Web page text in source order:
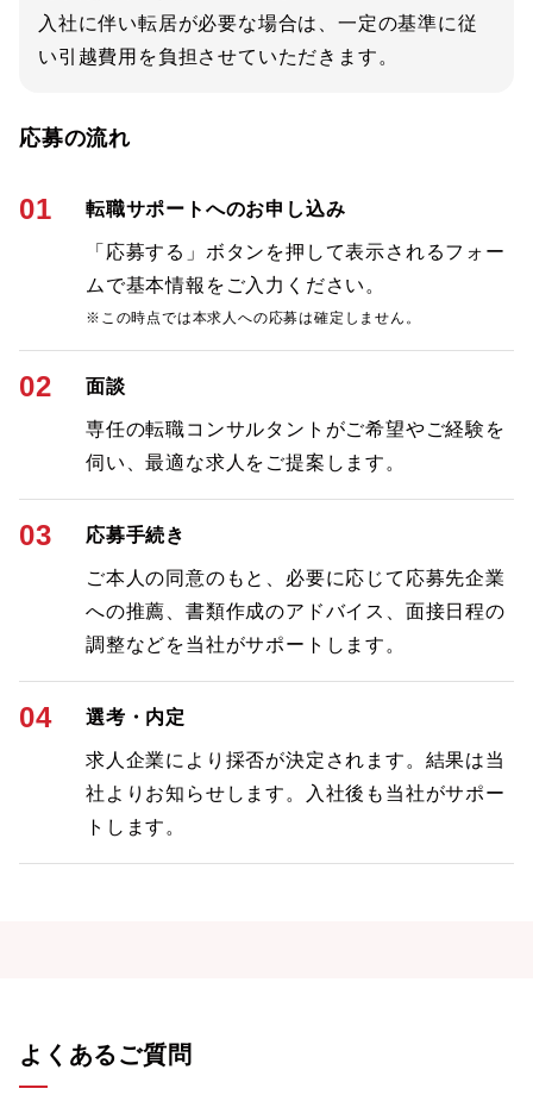
入社に伴い転居が必要な場合は、一定の基準に従
い引越費用を負担させていただきます。
応募の流れ
01 転職サポートへのお申し込み
「応募する」ボタンを押して表示されるフォー
ムで基本情報をご入力ください。
※この時点では本求人への応募は確定しません。
02 面談
専任の転職コンサルタントがご希望やご経験を
伺い、最適な求人をご提案します。
03 応募手続き
ご本人の同意のもと、必要に応じて応募先企業
への推薦、書類作成のアドバイス、面接日程の
調整などを当社がサポートします。
04 選考・内定
求人企業により採否が決定されます。結果は当
社よりお知らせします。入社後も当社がサポー
トします。
よくあるご質問